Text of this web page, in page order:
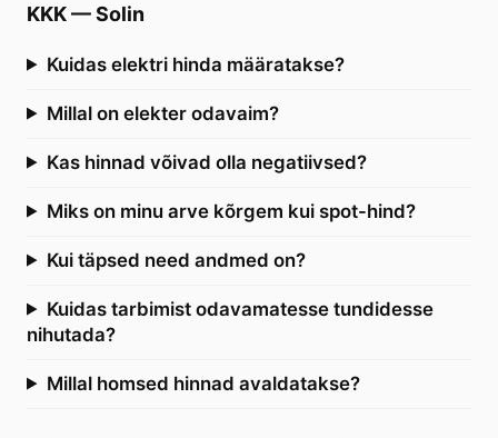
KKK—Solin
Kuidas elektri hinda määratakse?
Millal on elekter odavaim?
Kas hinnad võivad olla negatiivsed?
Miks on minu arve kõrgem kui spot-hind?
Kui täpsed need andmed on?
Kuidas tarbimist odavamatesse tundidesse
nihutada?
Millal homsed hinnad avaldatakse?